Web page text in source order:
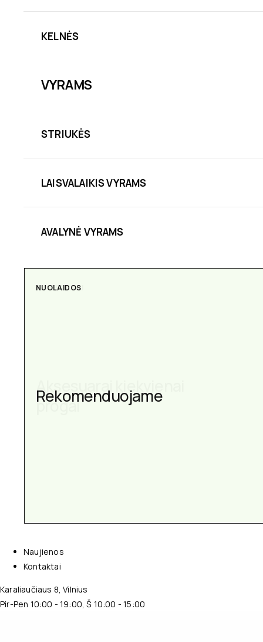
KELNĖS
VYRAMS
STRIUKĖS
LAISVALAIKIS VYRAMS
AVALYNĖ VYRAMS
NUOLAIDOS
Rekomenduojame
AKSESUARAI
Aksesuarai kiekvienai
progai
Naujienos
Kontaktai
Karaliaučiaus 8, Vilnius
Pir-Pen 10:00 - 19:00, Š 10:00 - 15:00